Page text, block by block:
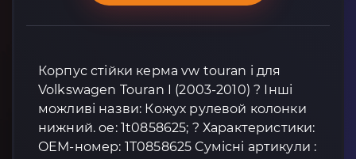
Корпус стійки керма vw touran i для
Volkswagen Touran I (2003-2010) ? Інші
можливі назви: Кожух рулевой колонки
нижний. oe: 1t0858625; ? Характеристики:
OEM-номер: 1T0858625 Сумісні артикули :